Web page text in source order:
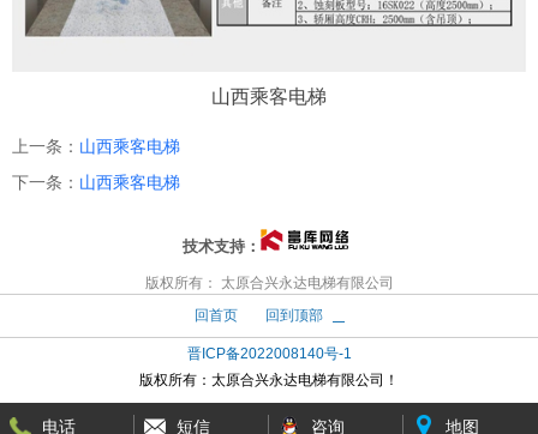
山西乘客电梯
上一条： 山西乘客电梯
下一条： 山西乘客电梯
技术支持：
版权所有： 太原合兴永达电梯有限公司
回首页
回到顶部
晋ICP备2022008140号-1
版权所有： 太原合兴永达电梯有限公司！
电话 短信 咨询 地图